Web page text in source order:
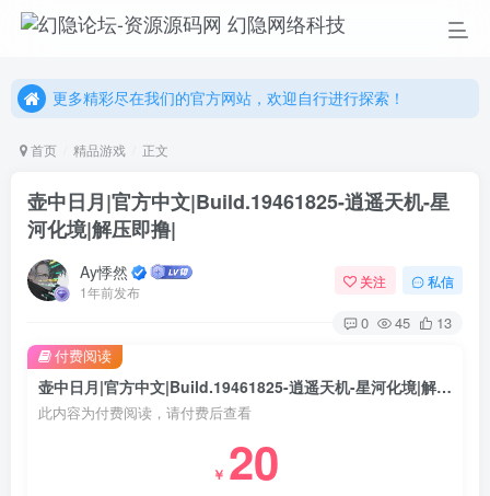
幻隐网络科技，感谢您的加入以及使用我们的系统！
幻隐网络科技，感谢您的加入以及使用我们的系统！
首页 精品游戏 正文
壶中日月|官方中文|Build.19461825-逍遥天机-星
河化境|解压即撸|
Ay悸然
1年前发布
关注 私信
0 45 13
壶中日月|官方中文|Build.19461825-逍遥天机-星河化境|解压即撸|
此内容为付费阅读，请付费后查看
￥ 20
付费阅读